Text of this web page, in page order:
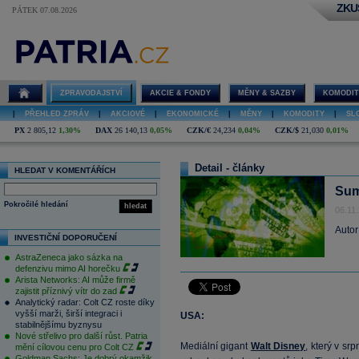
PÁTEK 07.08.2026
ZPRAVODAJSTVÍ AKCIE & FONDY MĚNY & SAZBY
PŘEHLED ZPRÁV AKCIOVÉ EKONOMICKÉ MĚNY KOMODITY
PX 2 805,12 1,30% DAX 26 140,13 0,05% CZK/€ 24,234 0,04% CZK/$ 21,030 0,01%
HLEDAT V KOMENTÁŘÍCH
hledat
Pokročilé hledání
INVESTIČNÍ DOPORUČENÍ
AstraZeneca jako sázka na
defenzivu mimo AI horečku
Arista Networks: AI může firmě
zajistit příznivý vítr do zad
Analytický radar: Colt CZ roste díky
vyšší marži, širší integraci i
stabilnějšímu byznysu
Nové střelivo pro další růst. Patria
mění cílovou cenu pro Colt CZ
Detail - články
USA:
Mediální gigant Walt Disney, který v